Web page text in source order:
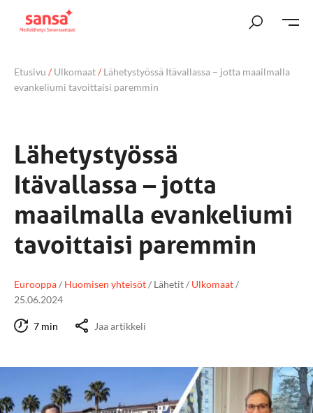
Etusivu /Ulkomaat/Lähetystyössä Itävallassa – jotta maailmalla
evankeliumi tavoittaisi paremmin
Lähetystyössä
Itävallassa – jotta
maailmalla evankeliumi
tavoittaisi paremmin
Eurooppa/ Huomisen yhteisöt/ Lähetit/ Ulkomaat/
25.06.2024
7 min Jaa artikkeli